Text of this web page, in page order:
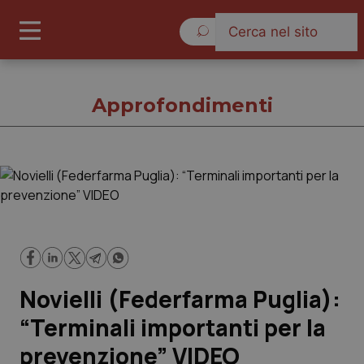
Governo e Parlamento
Regioni e Asl
Lavoro e Professioni
Approfondimenti
Novielli (Federfarma Puglia):
“Terminali importanti per la
prevenzione” VIDEO